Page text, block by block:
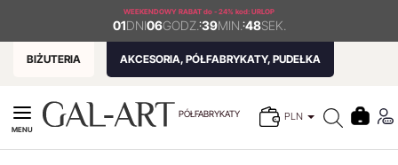
WEEKENDOWY RABAT do - 24% kod: URLOP
01DNI06GODZ. :39MIN. :48SEK.
BIŻUTERIA AKCESORIA, PÓŁFABRYKATY, PUDEŁKA
PÓŁFABRYKATY PLN
MENU